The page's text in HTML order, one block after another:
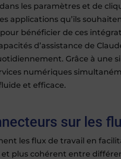
les paramètres et de
applications qu’ils
bénéficier de ces
d’assistance de
Grâce à une
numériques
et efficace.
sur les
les flux de travail en
plus cohérent entre